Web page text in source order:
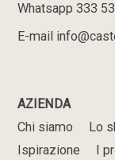
Whatsapp 333
E-mail
AZIENDA
Chi siamo
Lo
Ispirazione
I